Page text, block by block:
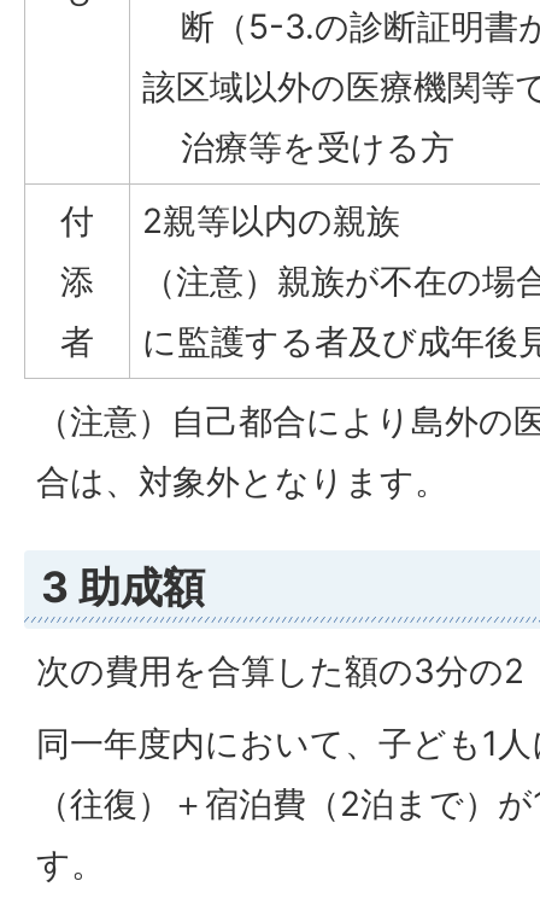
断（5-3.の診断証明書
該区域以外の医療機関等
治療等を受ける方
付
添
者
2親等以内の親族
（注意）親族が不在の場
に監護する者及び成年後
（注意）自己都合により島外の
合は、対象外となります。
3 助成額
次の費用を合算した額の3分の2
同一年度内において、子ども1
（往復）＋宿泊費（2泊まで）
す。